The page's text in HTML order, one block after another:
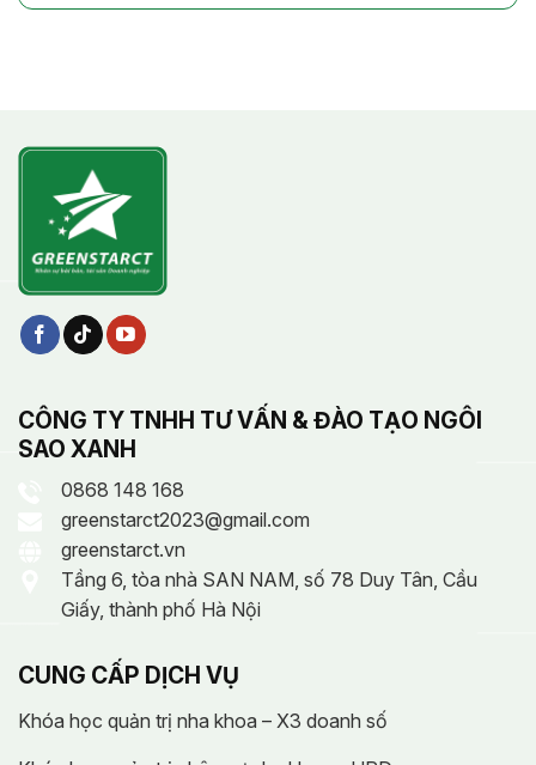
CÔNG TY TNHH TƯ VẤN & ĐÀO TẠO NGÔI
SAO XANH
0868 148 168
greenstarct2023@gmail.com
greenstarct.vn
Tầng 6, tòa nhà SAN NAM, số 78 Duy Tân, Cầu
Giấy, thành phố Hà Nội
CUNG CẤP DỊCH VỤ
Khóa học quản trị nha khoa – X3 doanh số